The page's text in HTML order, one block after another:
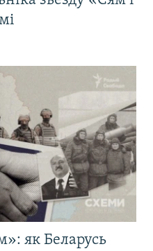
як Беларусь